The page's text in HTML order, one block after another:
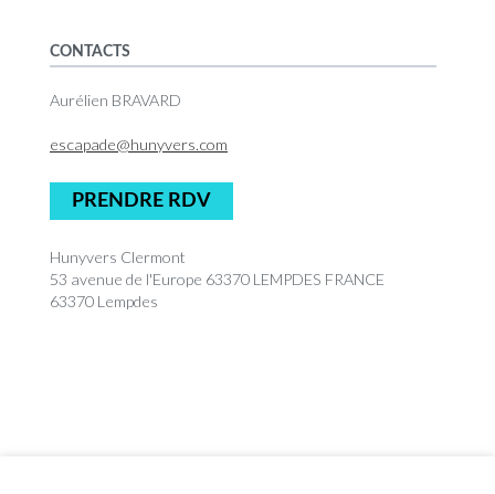
CONTACTS
Aurélien BRAVARD
escapade@hunyvers.com
PRENDRE RDV
Hunyvers Clermont
53 avenue de l'Europe 63370 LEMPDES FRANCE
63370 Lempdes